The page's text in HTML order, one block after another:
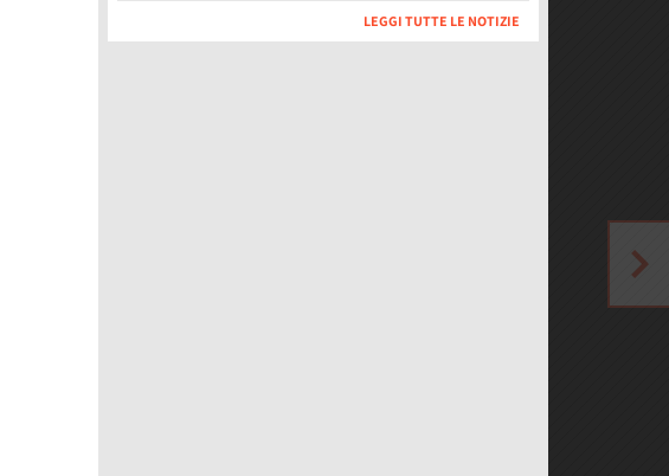
LEGGI TUTTE LE NOTIZIE